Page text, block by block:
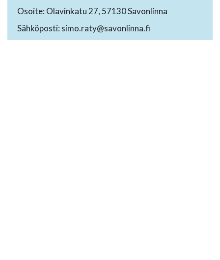
Osoite: Olavinkatu 27, 57130 Savonlinna
Sähköposti: simo.raty@savonlinna.fi